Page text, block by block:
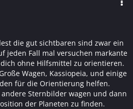
die gut sichtbaren sind zwar ein
jeden Fall mal versuchen markante
ohne Hilfsmittel zu orientieren.
Wagen, Kassiopeia, und einige
für die Orientierung helfen.
Sternbilder wagen und dann
der Planeten zu finden.